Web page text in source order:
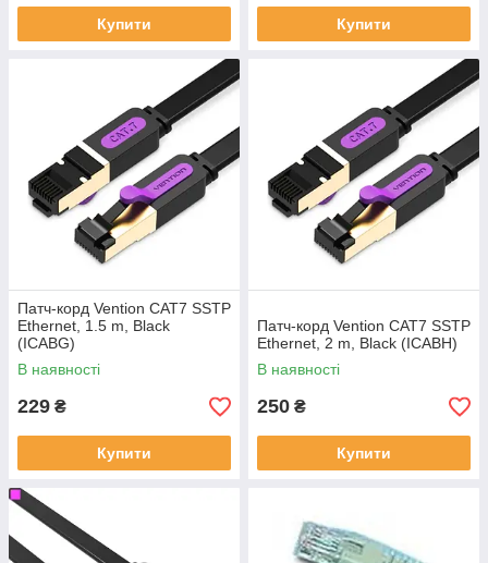
Купити Купити
Патч-корд Vention CAT7 SSTP
Ethernet, 1.5 m, Black
(ICABG)
В наявності
229 ₴
Купити
Патч-корд Vention CAT7 SSTP
Ethernet, 2 m, Black (ICABH)
В наявності
250 ₴
Купити